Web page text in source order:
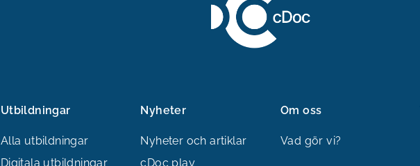
Utbildningar
Alla utbildningar
Digitala utbildningar
Nyheter
Nyheter och artiklar
cDoc play
Om oss
Vad gör vi?